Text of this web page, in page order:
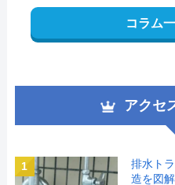
コラム
アクセ
1
排水ト
造を図